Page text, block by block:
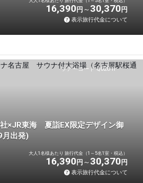
16,390 円 30,370 円
表示旅行代金について
ツアーコード Q02O1I
社×JR東海 夏詣EX限定デザイン御
月出発)
大人1名様あたり 旅行代金（1～5名1室・税込）
16,390 円 30,370 円
表示旅行代金について